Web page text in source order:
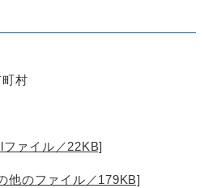
村
ァイル／22KB]
他のファイル／179KB]